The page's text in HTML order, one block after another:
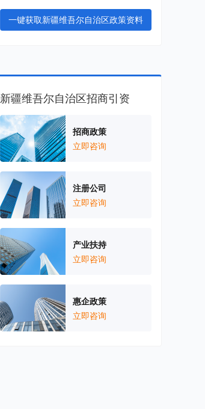
一键获取新疆维吾尔自治区政策资料
新疆维吾尔自治区招商引资
招商政策
立即咨询
注册公司
立即咨询
产业扶持
立即咨询
惠企政策
立即咨询